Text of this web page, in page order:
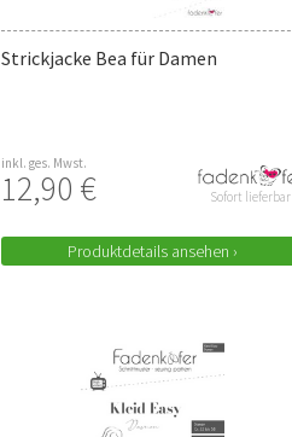
Strickjacke Bea für Damen
inkl. ges. Mwst.
12,90 € Sofort lieferbar
Produktdetails ansehen ›